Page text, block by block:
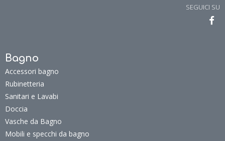
SEGUICI SU
Bagno
Accessori bagno
Rubinetteria
Sanitari e Lavabi
Doccia
Vasche da Bagno
Mobili e specchi da bagno